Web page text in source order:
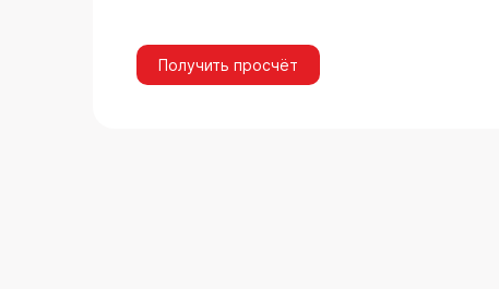
Получить просчёт